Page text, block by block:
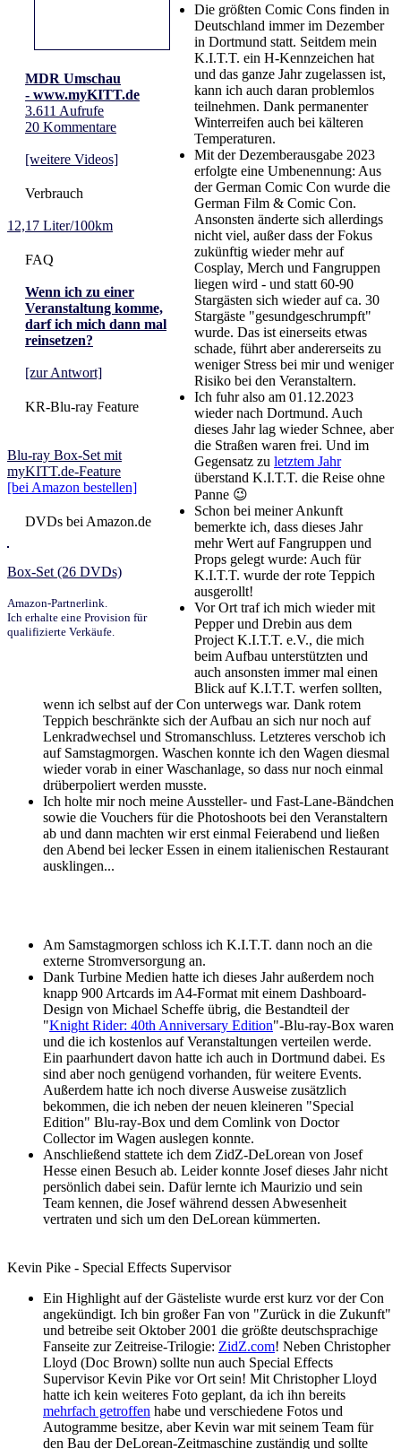
MDR Umschau
- www.myKITT.de
3.611 Aufrufe
20 Kommentare
[weitere Videos]
Verbrauch
12,17 Liter/100km
FAQ
Wenn ich zu einer
Veranstaltung komme,
darf ich mich dann mal
reinsetzen?
[zur Antwort]
KR-Blu-ray Feature
Blu-ray Box-Set mit
myKITT.de-Feature
[bei Amazon bestellen]
DVDs bei Amazon.de
Box-Set (26 DVDs)
Amazon-Partnerlink.
Ich erhalte eine Provision für
qualifizierte Verkäufe.
Die größten Comic Cons finden in
Deutschland immer im Dezember
in Dortmund statt. Seitdem mein
K.I.T.T. ein H-Kennzeichen hat
und das ganze Jahr zugelassen ist,
kann ich auch daran problemlos
teilnehmen. Dank permanenter
Winterreifen auch bei kälteren
Temperaturen.
Mit der Dezemberausgabe 2023
erfolgte eine Umbenennung: Aus
der German Comic Con wurde die
German Film & Comic Con.
Ansonsten änderte sich allerdings
nicht viel, außer dass der Fokus
zukünftig wieder mehr auf
Cosplay, Merch und Fangruppen
liegen wird - und statt 60-90
Stargästen sich wieder auf ca. 30
Stargäste "gesundgeschrumpft"
wurde. Das ist einerseits etwas
schade, führt aber andererseits zu
weniger Stress bei mir und weniger
Risiko bei den Veranstaltern.
Ich fuhr also am 01.12.2023
wieder nach Dortmund. Auch
dieses Jahr lag wieder Schnee, aber
die Straßen waren frei. Und im
Gegensatz zu letztem Jahr
überstand K.I.T.T. die Reise ohne
Panne 😉
Schon bei meiner Ankunft
bemerkte ich, dass dieses Jahr
mehr Wert auf Fangruppen und
Props gelegt wurde: Auch für
K.I.T.T. wurde der rote Teppich
ausgerollt!
Vor Ort traf ich mich wieder mit
Pepper und Drebin aus dem
Project K.I.T.T. e.V., die mich
beim Aufbau unterstützten und
auch ansonsten immer mal einen
Blick auf K.I.T.T. werfen sollten,
wenn ich selbst auf der Con unterwegs war. Dank rotem
Teppich beschränkte sich der Aufbau an sich nur noch auf
Lenkradwechsel und Stromanschluss. Letzteres verschob ich
auf Samstagmorgen. Waschen konnte ich den Wagen diesmal
wieder vorab in einer Waschanlage, so dass nur noch einmal
drüberpoliert werden musste.
Ich holte mir noch meine Aussteller- und Fast-Lane-Bändchen
sowie die Vouchers für die Photoshoots bei den Veranstaltern
ab und dann machten wir erst einmal Feierabend und ließen
den Abend bei lecker Essen in einem italienischen Restaurant
ausklingen...
Am Samstagmorgen schloss ich K.I.T.T. dann noch an die
externe Stromversorgung an.
Dank Turbine Medien hatte ich dieses Jahr außerdem noch
knapp 900 Artcards im A4-Format mit einem Dashboard-
Design von Michael Scheffe übrig, die Bestandteil der
"Knight Rider: 40th Anniversary Edition"-Blu-ray-Box waren
und die ich kostenlos auf Veranstaltungen verteilen werde.
Ein paarhundert davon hatte ich auch in Dortmund dabei. Es
sind aber noch genügend vorhanden, für weitere Events.
Außerdem hatte ich noch diverse Ausweise zusätzlich
bekommen, die ich neben der neuen kleineren "Special
Edition" Blu-ray-Box und dem Comlink von Doctor
Collector im Wagen auslegen konnte.
Anschließend stattete ich dem ZidZ-DeLorean von Josef
Hesse einen Besuch ab. Leider konnte Josef dieses Jahr nicht
persönlich dabei sein. Dafür lernte ich Maurizio und sein
Team kennen, die Josef während dessen Abwesenheit
vertraten und sich um den DeLorean kümmerten.
Kevin Pike - Special Effects Supervisor
Ein Highlight auf der Gästeliste wurde erst kurz vor der Con
angekündigt. Ich bin großer Fan von "Zurück in die Zukunft"
und betreibe seit Oktober 2001 die größte deutschsprachige
Fanseite zur Zeitreise-Trilogie: ZidZ.com! Neben Christopher
Lloyd (Doc Brown) sollte nun auch Special Effects
Supervisor Kevin Pike vor Ort sein! Mit Christopher Lloyd
hatte ich kein weiteres Foto geplant, da ich ihn bereits
mehrfach getroffen habe und verschiedene Fotos und
Autogramme besitze, aber Kevin war mit seinem Team für
den Bau der DeLorean-Zeitmaschine zuständig und sollte